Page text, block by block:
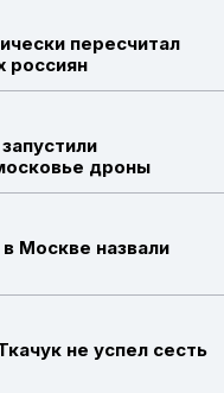
пересчитал
россиян
дроны
Москве назвали
не успел сесть